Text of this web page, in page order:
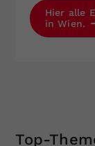
Hier alle
in Wien.
Top-